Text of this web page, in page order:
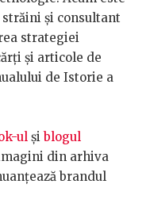
și consultant
strategiei
și articole de
de Istorie a
ul și blogul
din arhiva
brandul